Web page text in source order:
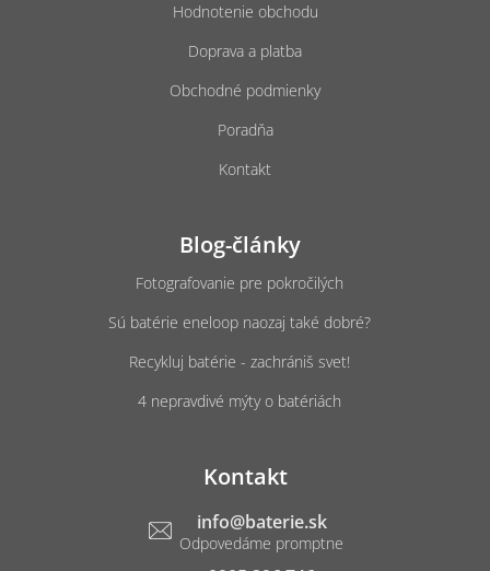
Hodnotenie obchodu
Doprava a platba
Obchodné podmienky
Poradňa
Kontakt
Blog-články
Fotografovanie pre pokročilých
Sú batérie eneloop naozaj také dobré?
Recykluj batérie - zachrániš svet!
4 nepravdivé mýty o batériách
Kontakt
info@baterie.sk